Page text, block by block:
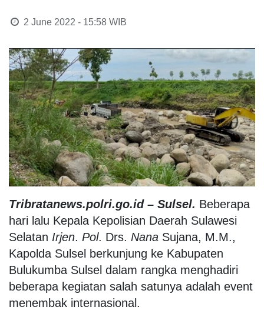
2 June 2022 - 15:58WIB
Tribratanews.polri.go.id – Sulsel. Beberapa
hari lalu Kepala Kepolisian Daerah Sulawesi
Selatan Irjen. Pol. Drs. Nana Sujana, M.M.,
Kapolda Sulsel berkunjung ke Kabupaten
Bulukumba Sulsel dalam rangka menghadiri
beberapa kegiatan salah satunya adalah event
menembak internasional.